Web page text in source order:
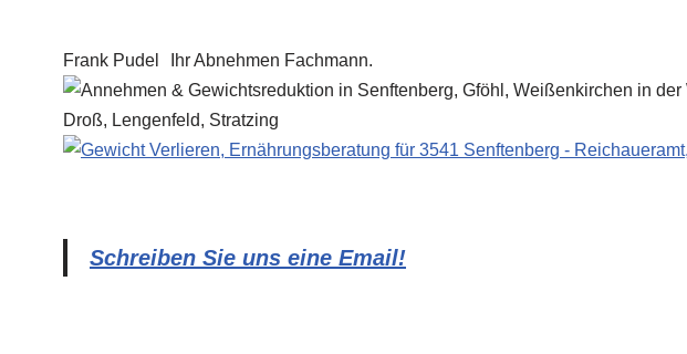
Frank Pudel Ihr Abnehmen Fachmann.
Schreiben Sie uns eine Email!